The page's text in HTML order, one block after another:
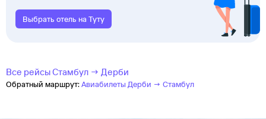
Выбрать отель на Туту
Все рейсы Стамбул → Дерби
Обратный маршрут:Авиабилеты Дерби → Стамбул